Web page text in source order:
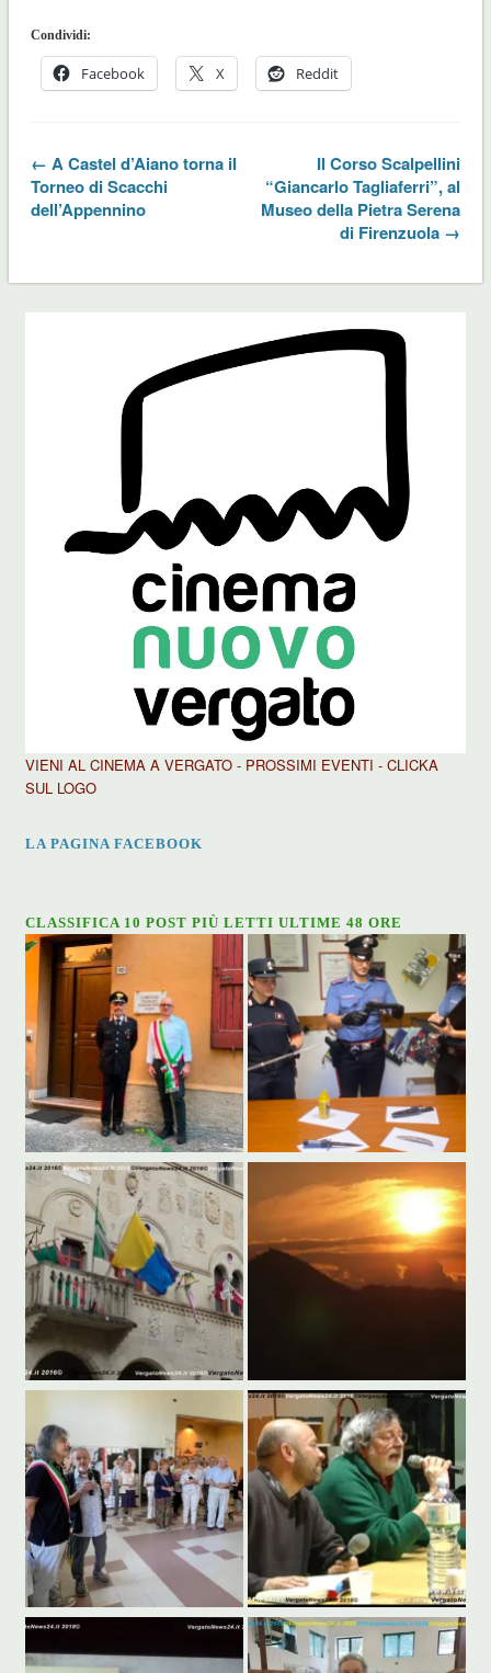
Condividi:
Facebook X Reddit
← A Castel d’Aiano torna il
Torneo di Scacchi
dell’Appennino
Il Corso Scalpellini
“Giancarlo Tagliaferri”, al
Museo della Pietra Serena
di Firenzuola →
VIENI AL CINEMA A VERGATO - PROSSIMI EVENTI - CLICKA
SUL LOGO
LA PAGINA FACEBOOK
CLASSIFICA 10 POST PIÙ LETTI ULTIME 48 ORE